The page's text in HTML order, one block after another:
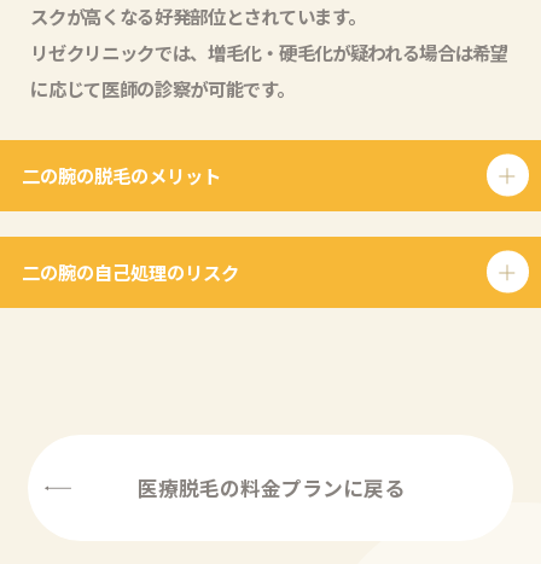
スクが⾼くなる好発部位とされています。
リゼクリニックでは、増毛化・硬毛化が疑われる場合は希望
に応じて医師の診察が可能です。
二の腕の脱毛のメリット
二の腕の自己処理のリスク
医療脱毛の料金プランに戻る